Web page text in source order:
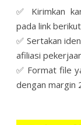
✅ Kirimkan
pada link
✅ Sertakan
afiliasi
✅ Format file
dengan margin